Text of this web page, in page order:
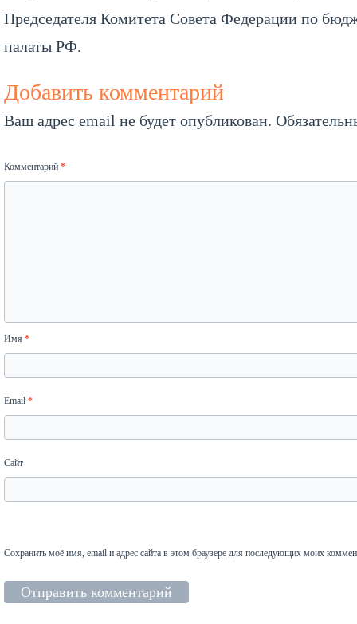
Председателя Комитета Совета Федерации по
палаты РФ.
Добавить комментарий
Ваш адрес email не будет опубликован.
Комментарий *
Имя *
Email *
Сайт
Сохранить моё имя, email и адрес сайта в этом браузере для последующих моих